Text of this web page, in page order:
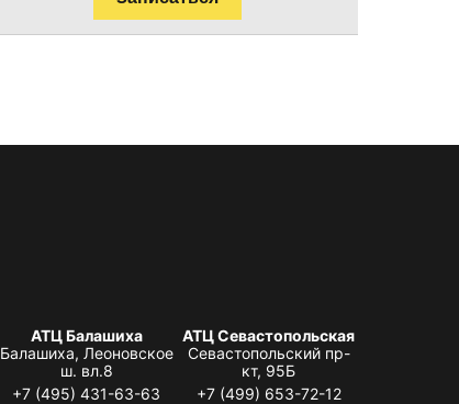
АТЦ Балашиха
Балашиха, Леоновское
ш. вл.8
+7 (495) 431-63-63
АТЦ Севастопольская
Севастопольский пр-
кт, 95Б
+7 (499) 653-72-12